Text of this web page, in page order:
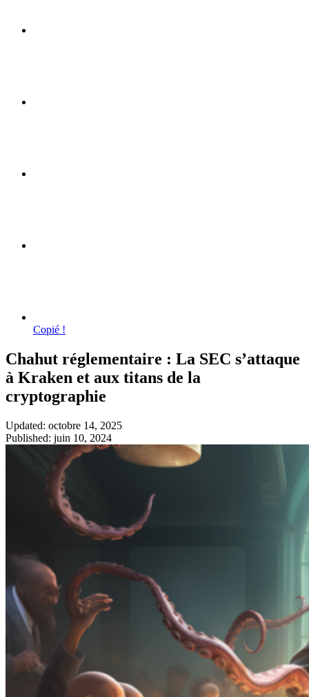
Copié !
Chahut réglementaire : La SEC s’attaque
à Kraken et aux titans de la
cryptographie
Updated: octobre 14, 2025
Published: juin 10, 2024